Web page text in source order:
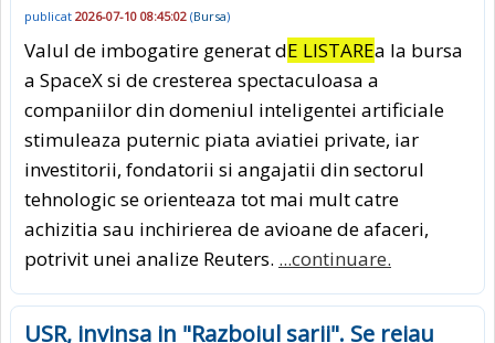
publicat 2026-07-10 08:45:02 (Bursa)
Valul de imbogatire generat dE LISTAREa la bursa
a SpaceX si de cresterea spectaculoasa a
companiilor din domeniul inteligentei artificiale
stimuleaza puternic piata aviatiei private, iar
investitorii, fondatorii si angajatii din sectorul
tehnologic se orienteaza tot mai mult catre
achizitia sau inchirierea de avioane de afaceri,
potrivit unei analize Reuters. ...continuare.
USR, invinsa in "Razboiul sarii". Se reiau